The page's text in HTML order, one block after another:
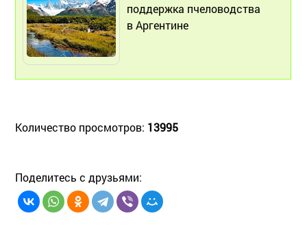
поддержка пчеловодства
в Аргентине
Количество просмотров: 13995
Поделитесь с друзьями: